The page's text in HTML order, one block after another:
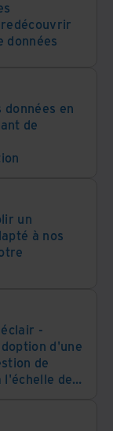
données
en
de
un
à nos
-
d'une
de
de